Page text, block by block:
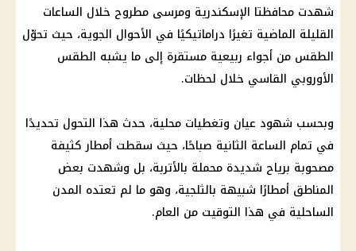
شهدت محافظتا الإسكندرية ومرسى مطروح خلال الساعات
القليلة الماضية تغيرًا دراماتيكيًا في الأحوال الجوية، حيث تحوّل
الطقس من أجواء ربيعية مستقرة إلى ما يشبه الطقس
الأوروبي القاسي خلال لحظات.
وبحسب شهود عيان وتغطيات محلية، حدث هذا التحول تحديدًا
في تمام الساعة الثانية صباحًا، حيث سقطت أمطار كثيفة
مصحوبة برياح شديدة محملة بالأتربة، بل وشهدت بعض
المناطق أمطارًا شبيهة بالثلجية، وهو ما لم تعتده المدن
الساحلية في هذا التوقيت من العام.